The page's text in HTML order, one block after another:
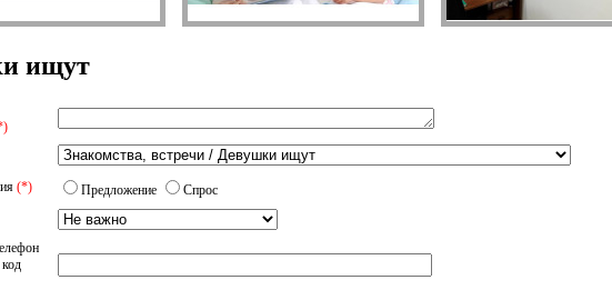
ищут
(*) Предложение
Спрос